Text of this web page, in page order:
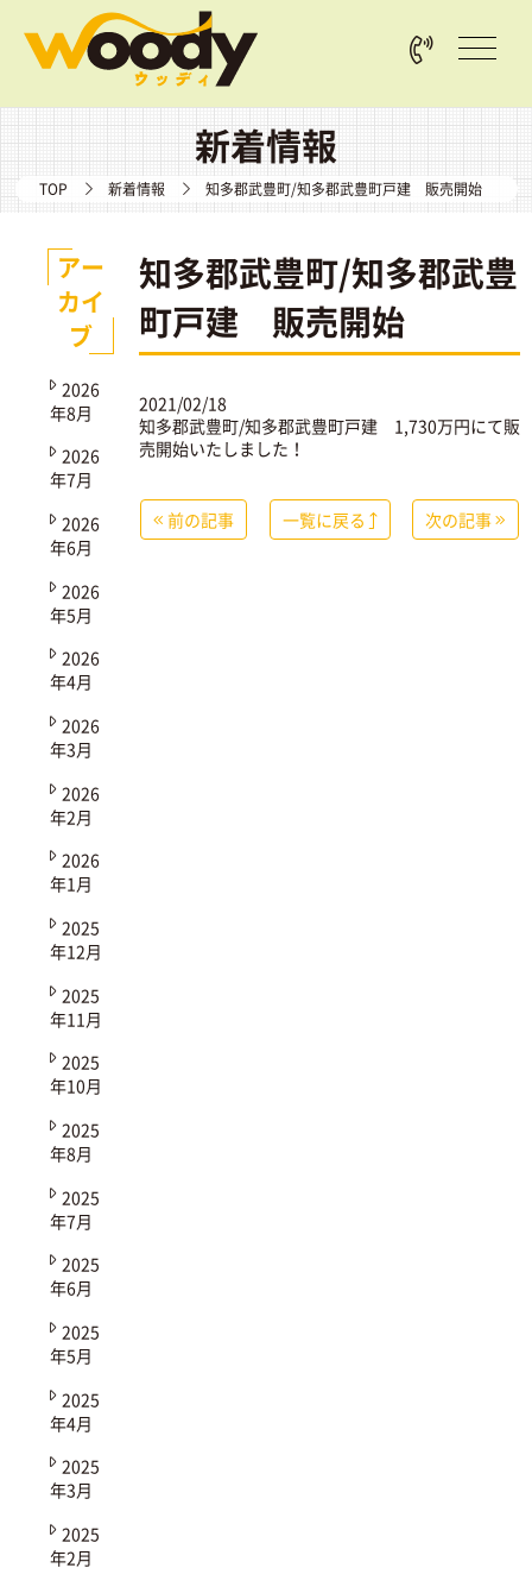
新着情報
TOP 新着情報 知多郡武豊町/知多郡武豊町戸建 販売開始
知多郡武豊町/知多郡武豊
町戸建 販売開始
2021/02/18
知多郡武豊町/知多郡武豊町戸建 1,730万円にて販
売開始いたしました！
前の記事 次の記事
一覧に戻る
アー
カイ
ブ
2026
年8月
2026
年7月
2026
年6月
2026
年5月
2026
年4月
2026
年3月
2026
年2月
2026
年1月
2025
年12月
2025
年11月
2025
年10月
2025
年8月
2025
年7月
2025
年6月
2025
年5月
2025
年4月
2025
年3月
2025
年2月